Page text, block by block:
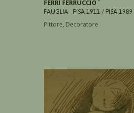
FERRI FERRUCCIO
FAUGLIA - PISA 1911 / PISA 1989
Pittore, Decoratore